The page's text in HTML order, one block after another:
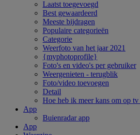
Laatst toegevoegd
Best gewaardeerd
Meeste bijdragen
Populaire categorieën
Categorie
Weerfoto van het jaar 2021
{myphotoprofile}
Foto's en video's per gebruiker
Weergenieten - terugblik
Foto/video toevoegen
Detail
Hoe heb ik meer kans om op tv
App
Buienradar app
App